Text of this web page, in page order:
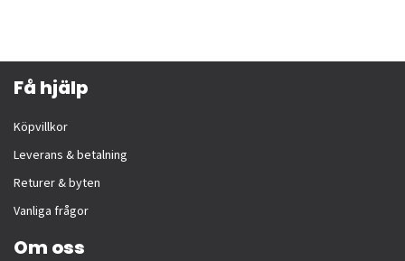
Få hjälp
Köpvillkor
Leverans & betalning
Returer & byten
Vanliga frågor
Om oss